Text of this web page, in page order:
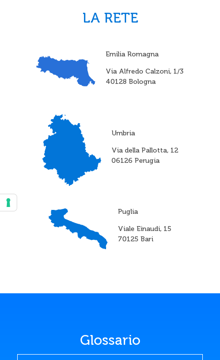
LA RETE
Emilia Romagna
Via Alfredo Calzoni, 1/3
40128 Bologna
Umbria
Via della Pallotta, 12
06126 Perugia
Puglia
Viale Einaudi, 15
70125 Bari
Glossario